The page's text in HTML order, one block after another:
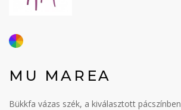
MU MAREA
Bükkfa vázas szék, a kiválasztott pácszínben